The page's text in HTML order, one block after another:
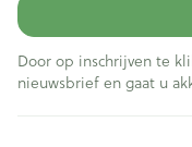
Door op inschrijven te
nieuwsbrief en gaat u